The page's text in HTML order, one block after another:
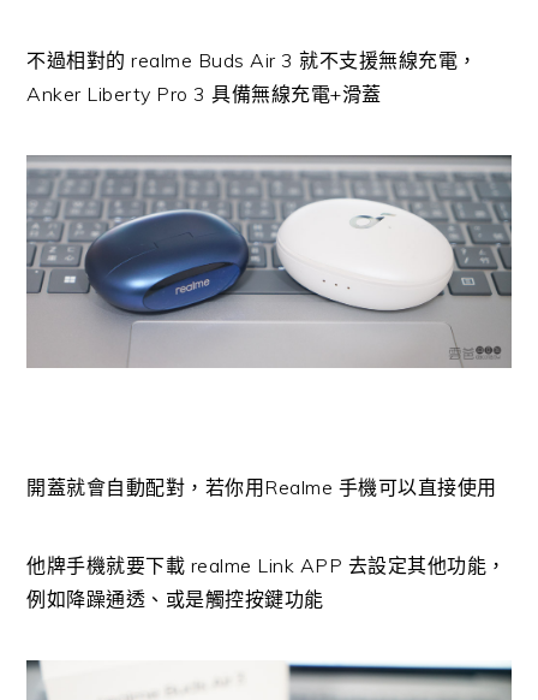
不過相對的 realme Buds Air 3 就不支援無線充電，
Anker Liberty Pro 3 具備無線充電+滑蓋
開蓋就會自動配對，若你用Realme 手機可以直接使用
他牌手機就要下載 realme Link APP 去設定其他功能，
例如降躁通透、或是觸控按鍵功能